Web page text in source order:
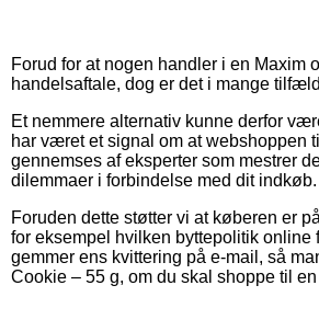
Forud for at nogen handler i en
handelsaftale, dog er det i mange
Et nemmere alternativ kunne derfor
har været et signal om at webshoppen
gennemses af eksperter som mestrer
dilemmaer i forbindelse med dit indkøb.
Foruden dette støtter vi at køberen er
for eksempel hvilken byttepolitik online
gemmer ens kvittering på e-mail, så
Cookie – 55 g, om du skal shoppe til